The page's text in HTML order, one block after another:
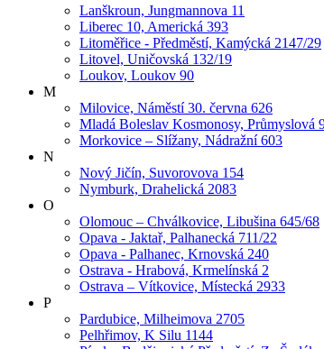
Lanškroun, Jungmannova 11
Liberec 10, Americká 393
Litoměřice - Předměstí, Kamýcká 2147/29
Litovel, Uničovská 132/19
Loukov, Loukov 90
M
Milovice, Náměstí 30. června 626
Mladá Boleslav Kosmonosy, Průmyslová
Morkovice – Slížany, Nádražní 603
N
Nový Jičín, Suvorovova 154
Nymburk, Drahelická 2083
O
Olomouc – Chválkovice, Libušina 645/68
Opava - Jaktař, Palhanecká 711/22
Opava - Palhanec, Krnovská 240
Ostrava - Hrabová, Krmelínská 2
Ostrava – Vítkovice, Místecká 2933
P
Pardubice, Milheimova 2705
Pelhřimov, K Silu 1144